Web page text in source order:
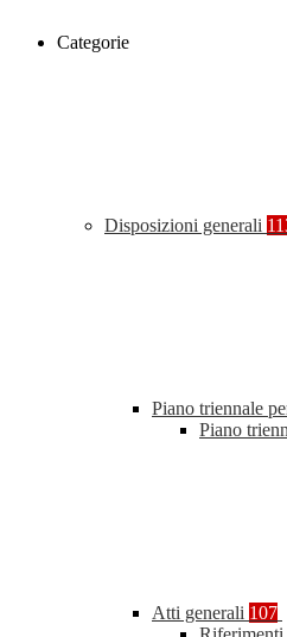
Categorie
Disposizioni generali
Piano triennale
Piano
Atti generali 107